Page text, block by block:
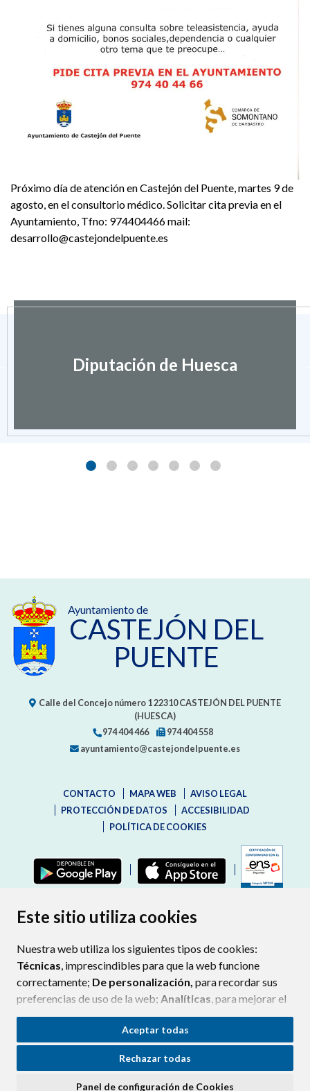
Este sitio utiliza cookies
Nuestra web utiliza los siguientes tipos de cookies:
Técnicas, imprescindibles para que la web funcione
correctamente; De personalización, para recordar sus
preferencias de uso de la web; Analíticas, para mejorar el
funcionamiento de la web y sus servicios.
Si acepta pulsando el botón“Aceptar todas”
consideramos que acepta su uso. Si pulsa el botón
Aceptar todas
Rechazar todas
Panel de configuración de Cookies
Próximo día de atención en Castejón del Puente, martes 9 de
agosto, en el consultorio médico. Solicitar cita previa en el
Ayuntamiento, Tfno: 974404466 mail:
desarrollo@castejondelpuente.es
Diputación de Huesca
Ayuntamiento de
CASTEJÓN DEL
PUENTE
Calle del Concejo número 122310CASTEJÓN DEL PUENTE
(HUESCA)
974 404 466
974 404 558
ayuntamiento@castejondelpuente.es
CONTACTO MAPA WEB
AVISO LEGAL
PROTECCIÓN DE DATOS
ACCESIBILIDAD
POLÍTICA DE COOKIES